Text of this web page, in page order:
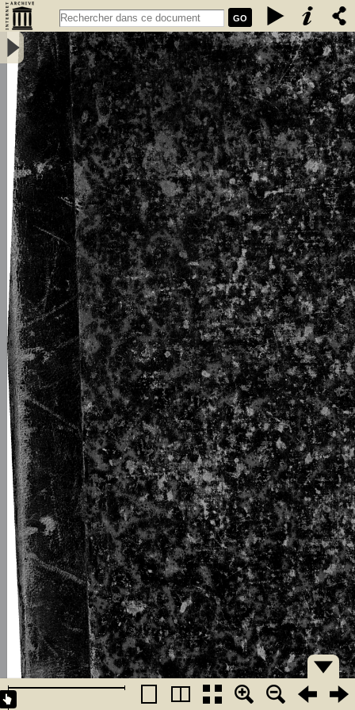
GO
L\'émigration bretonne en Armorique du Ve au VIIe siècle de notre
ère : thèse pour le doctorat - Loth, Joseph (1847-1934)